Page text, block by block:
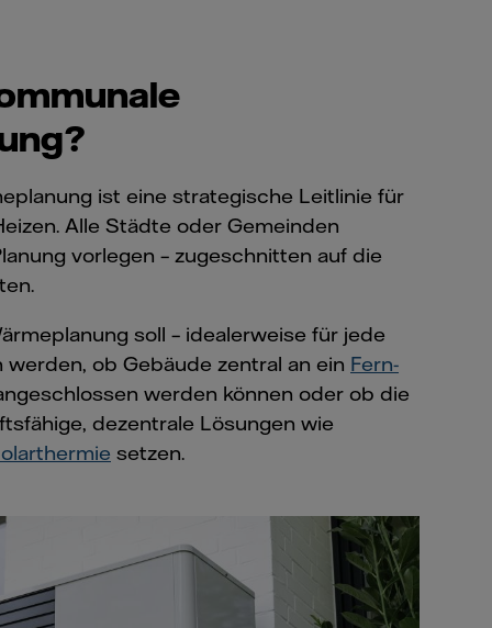
ist eine strategische Leitlinie für
Alle Städte oder Gemeinden
vorlegen – zugeschnitten auf die
soll – idealerweise für jede
ob Gebäude zentral an ein Fern-
werden können oder ob die
dezentrale Lösungen wie
setzen.